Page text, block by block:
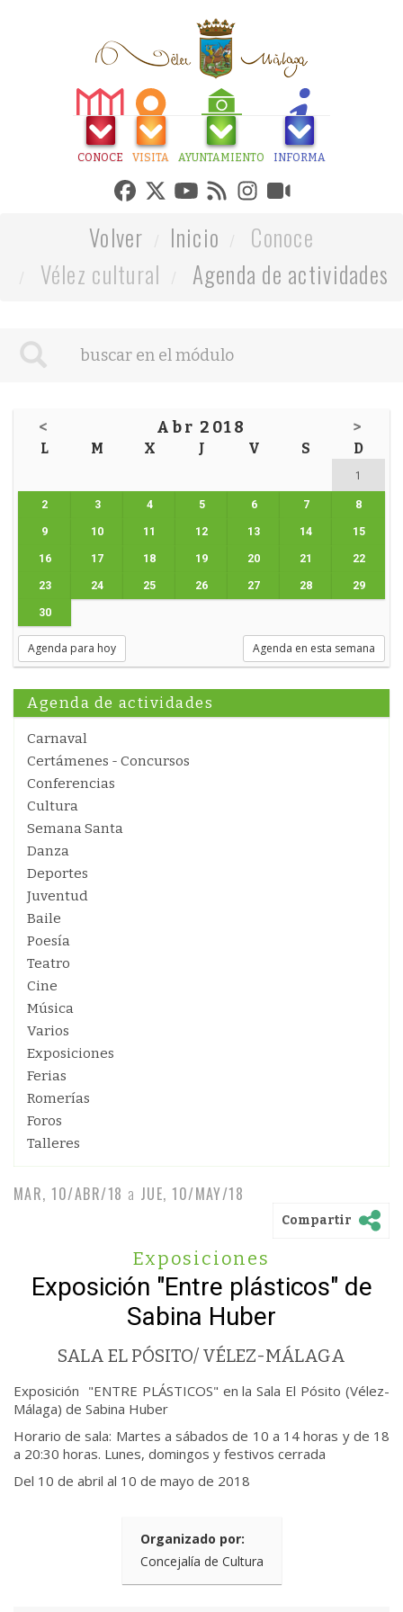
CONOCE VISITA AYUNTAMIENTO INFORMA
Volver Inicio
Conoce
Vélez cultural
Agenda de actividades
< Abr 2018 >
L M X J V S D
1
2 3 4 5 6 7 8
9 10 11 12 13 14 15
16 17 18 19 20 21 22
23 24 25 26 27 28 29
30
Agenda para hoy Agenda en esta semana
Agenda de actividades
Carnaval
Certámenes - Concursos
Conferencias
Cultura
Semana Santa
Danza
Deportes
Juventud
Baile
Poesía
Teatro
Cine
Música
Varios
Exposiciones
Ferias
Romerías
Foros
Talleres
MAR, 10/ABR/18 a JUE, 10/MAY/18
Compartir
Exposiciones
Exposición "Entre plásticos" de
Sabina Huber
SALA EL PÓSITO/ VÉLEZ-MÁLAGA
Exposición "ENTRE PLÁSTICOS" en la Sala El Pósito (Vélez-
Málaga) de Sabina Huber
Horario de sala: Martes a sábados de 10 a 14 horas y de 18
a 20:30 horas. Lunes, domingos y festivos cerrada
Del 10 de abril al 10 de mayo de 2018
Organizado por:
Concejalía de Cultura